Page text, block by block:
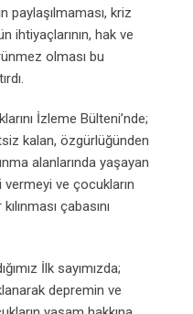
paylaşılmaması, kriz
ihtiyaçlarının, hak ve
olması bu
İzleme Bülteni’nde;
kalan, özgürlüğünden
alanlarında yaşayan
ve çocukların
çabasını
İlk sayımızda;
depremin ve